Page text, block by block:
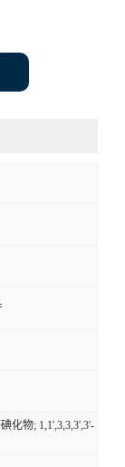
化物; 1,1',3,3,3',3'-